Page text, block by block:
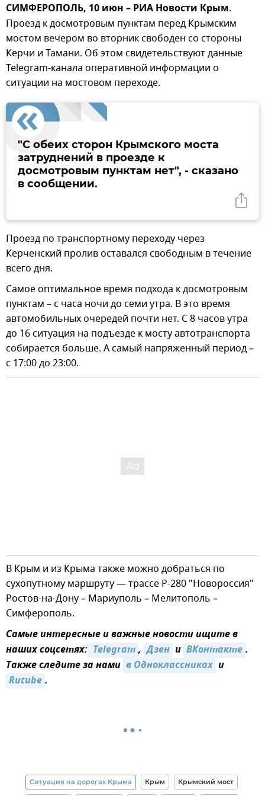
СИМФЕРОПОЛЬ, 10 июн – РИА Новости Крым.
Проезд к досмотровым пунктам перед Крымским
мостом вечером во вторник свободен со стороны
Керчи и Тамани. Об этом свидетельствуют данные
Telegram-канала оперативной информации о
ситуации на мостовом переходе.
"С обеих сторон Крымского моста
затруднений в проезде к
досмотровым пунктам нет", - сказано
в сообщении.
Проезд по транспортному переходу через
Керченский пролив оставался свободным в течение
всего дня.
Самое оптимальное время подхода к досмотровым
пунктам – с часа ночи до семи утра. В это время
автомобильных очередей почти нет. С 8 часов утра
до 16 ситуация на подъезде к мосту автотранспорта
собирается больше. А самый напряженный период –
с 17:00 до 23:00.
В Крым и из Крыма также можно добраться по
сухопутному маршруту — трассе Р-280 "Новороссия"
Ростов-на-Дону – Мариуполь – Мелитополь –
Симферополь.
Самые интересные и важные новости ищите в
наших соцсетях: Telegram, Дзен и ВКонтакте.
Также следите за нами в Одноклассниках и
Rutube.
Ситуация на дорогах Крыма Крым Крымский мост